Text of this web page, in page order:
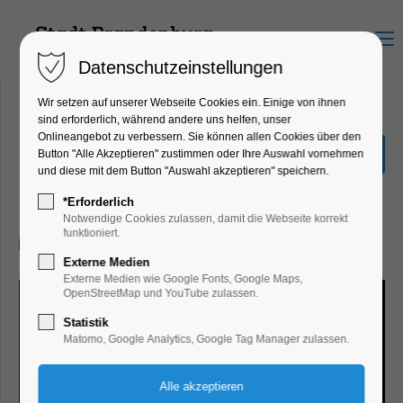
Menu
Sonderausstellung Eiszeit
Safari
Ausstellung
Datenschutzeinstellungen
Wir setzen auf unserer Webseite Cookies ein. Einige von ihnen
sind erforderlich, während andere uns helfen, unser
Onlineangebot zu verbessern. Sie können allen Cookies über den
Button "Alle Akzeptieren" zustimmen oder Ihre Auswahl vornehmen
und diese mit dem Button "Auswahl akzeptieren" speichern.
*Erforderlich
Notwendige Cookies zulassen, damit die Webseite korrekt
funktioniert.
Externe Medien
Externe Medien wie Google Fonts, Google Maps,
OpenStreetMap und YouTube zulassen.
Statistik
Matomo, Google Analytics, Google Tag Manager zulassen.